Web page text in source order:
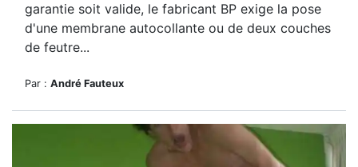
garantie soit valide, le fabricant BP exige la pose
d'une membrane autocollante ou de deux couches
de feutre...
Par : André Fauteux